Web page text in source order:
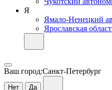
Я
Ямало-Ненецкий
Ярославская
Ваш город:Санкт-Петербург
Нет Да